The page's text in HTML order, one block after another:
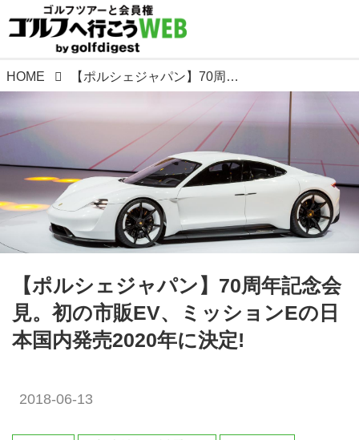
HOME 【ポルシェジャパン】70周年記念会見。初の市販EV、ミッションEの日本国内発売2020年に決定!
【ポルシェジャパン】70周年記念会
見。初の市販EV、ミッションEの日
本国内発売2020年に決定!
2018-06-13